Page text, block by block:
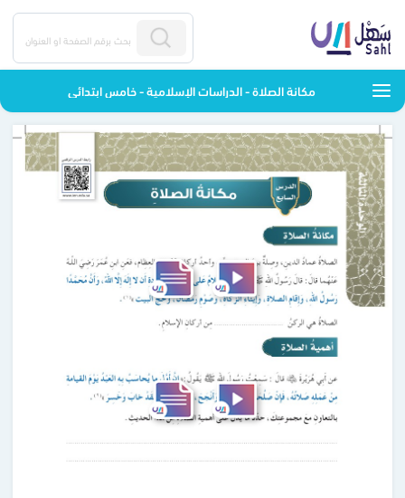
مكانة الصلاة - الدراسات الإسلامية - خامس ابتدائي